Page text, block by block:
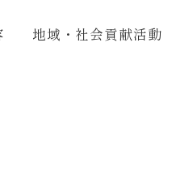
地域・社会貢献活動